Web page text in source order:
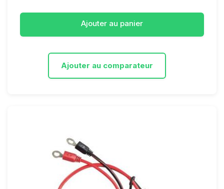
Ajouter au panier
Ajouter au comparateur